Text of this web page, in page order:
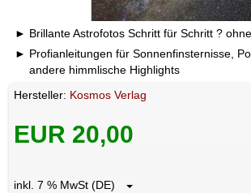
Brillante Astrofotos Schritt für Schritt ?
Profianleitungen für Sonnenfinsternisse,
andere himmlische Highlights
Hersteller: Kosmos Verlag
EUR 20,00
inkl. 7 % MwSt (DE)